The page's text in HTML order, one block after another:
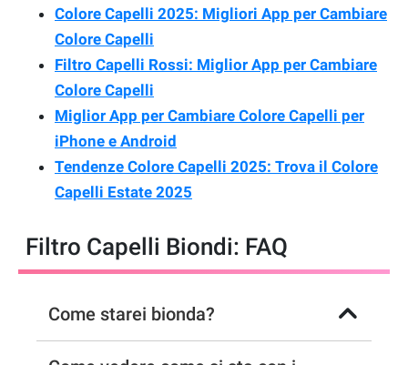
Colore Capelli 2025: Migliori App per Cambiare
Colore Capelli
Filtro Capelli Rossi: Miglior App per Cambiare
Colore Capelli
Miglior App per Cambiare Colore Capelli per
iPhone e Android
Tendenze Colore Capelli 2025: Trova il Colore
Capelli Estate 2025
Filtro Capelli Biondi: FAQ
Come starei bionda?